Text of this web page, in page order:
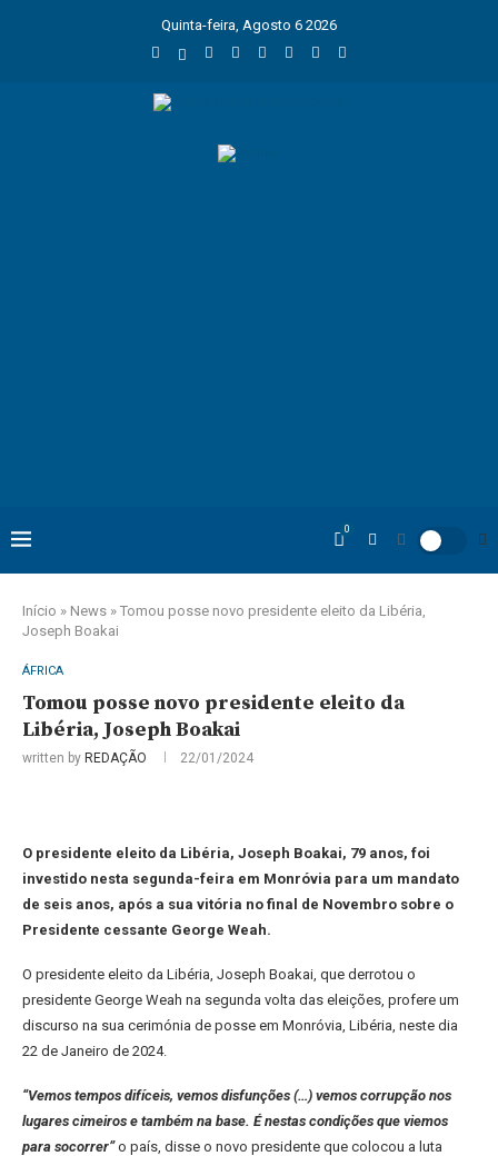
Quinta-feira, Agosto 6 2026
0
Início » News » Tomou posse novo presidente eleito da Libéria,
Joseph Boakai
ÁFRICA
Tomou posse novo presidente eleito da
Libéria, Joseph Boakai
written by REDAÇÃO 22/01/2024
O presidente eleito da Libéria, Joseph Boakai, 79 anos, foi
investido nesta segunda-feira em Monróvia para um mandato
de seis anos, após a sua vitória no final de Novembro sobre o
Presidente cessante George Weah.
O presidente eleito da Libéria, Joseph Boakai, que derrotou o
presidente George Weah na segunda volta das eleições, profere um
discurso na sua cerimónia de posse em Monróvia, Libéria, neste dia
22 de Janeiro de 2024.
“Vemos tempos difíceis, vemos disfunções (…) vemos corrupção nos
lugares cimeiros e também na base. É nestas condições que viemos
para socorrer”o país, disse o novo presidente que colocou a luta